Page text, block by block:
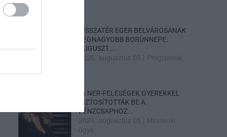
VISSZATÉR EGER BELVÁROSÁNAK
LEGNAGYOBB BORÜNNEPE:
AUGUSZT...
2026. augusztus 05 Programok
„A NER-FELESÉGEK GYEREKKEL
BIZTOSÍTOTTÁK BE A
PÉNZCSAPHOZ...
2026. augusztus 05
Mindenki
ügye